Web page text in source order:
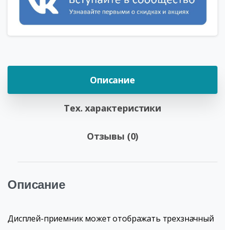
Описание
Тех. характеристики
Отзывы (0)
Описание
Дисплей-приемник может отображать трехзначный